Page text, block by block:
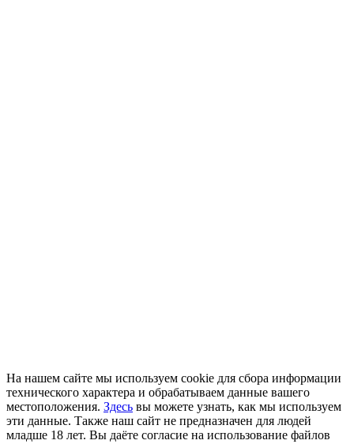
На нашем сайте мы используем cookie для сбора информации
технического характера и обрабатываем данные вашего
местоположения. Здесь вы можете узнать, как мы используем
эти данные. Также наш сайт не предназначен для людей
младше 18 лет. Вы даёте согласие на использование файлов